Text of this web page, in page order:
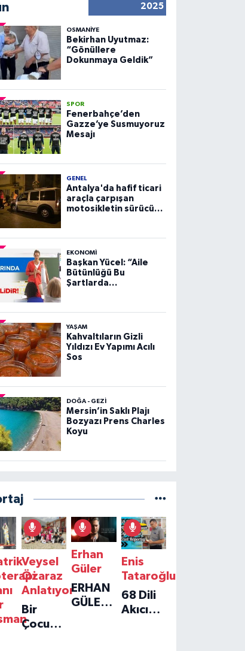
2025
OSMANIYE
Bekirhan Uyutmaz:
“Gönüllere
Dokunmaya Geldik”
SPOR
Fenerbahçe’den
Gazze’ye Susmuyoruz
Mesajı
GENEL
Antalya'da hafif ticari
araçla çarpışan
motosikletin sürücüsü
EKONOMI
Başkan Yücel: “Aile
Bütünlüğü Bu
Şartlarda
YAŞAM
Kahvaltıların Gizli
Yıldızı Ev Yapımı Acılı
Sos
DOĞA - GEZI
Mersin’in Saklı Plajı
Bozyazı Prens Charles
Koyu
Veysel
Özaraz
Anlatıyor
Bir
Çocuğun
Erhan
Güler
ERHAN
GÜLER'IN
Enis
Tataroğlu
68 Dili
Akıcı